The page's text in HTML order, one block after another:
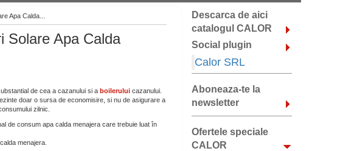
Apa Calda...
Solare Apa Calda
de cea a cazanului si a boileruluicazanului.
doar o sursa de economisire, si nu de asigurare a
zilnic.
de consum apa calda menajera care trebuie luat în
menajera.
Descarca de aici
catalogul CALOR
Social plugin
Calor SRL
Aboneaza-te la
newsletter
Ofertele speciale
CALOR